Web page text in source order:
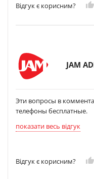
Відгук є корисним?
JAM
Эти вопросы в
телефоны бесплатные.
показати весь відгук
Відгук є корисним?